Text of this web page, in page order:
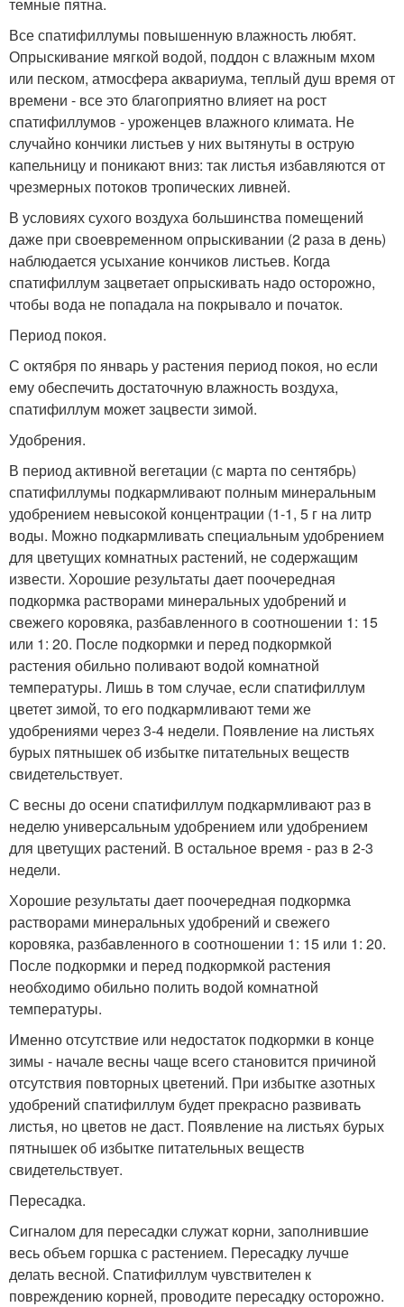
Все спатифиллумы повышенную влажность любят.
Опрыскивание мягкой водой, поддон с влажным мхом
или песком, атмосфера аквариума, теплый душ время от
времени - все это благоприятно влияет на рост
спатифиллумов - уроженцев влажного климата. Не
случайно кончики листьев у них вытянуты в острую
капельницу и поникают вниз: так листья избавляются от
чрезмерных потоков тропических ливней.
В условиях сухого воздуха большинства помещений
даже при своевременном опрыскивании (2 раза в день)
наблюдается усыхание кончиков листьев. Когда
спатифиллум зацветает опрыскивать надо осторожно,
чтобы вода не попадала на покрывало и початок.
Период покоя.
С октября по январь у растения период покоя, но если
ему обеспечить достаточную влажность воздуха,
спатифиллум может зацвести зимой.
Удобрения.
В период активной вегетации (с марта по сентябрь)
спатифиллумы подкармливают полным минеральным
удобрением невысокой концентрации (1-1, 5 г на литр
воды. Можно подкармливать специальным удобрением
для цветущих комнатных растений, не содержащим
извести. Хорошие результаты дает поочередная
подкормка растворами минеральных удобрений и
свежего коровяка, разбавленного в соотношении 1: 15
или 1: 20. После подкормки и перед подкормкой
растения обильно поливают водой комнатной
температуры. Лишь в том случае, если спатифиллум
цветет зимой, то его подкармливают теми же
удобрениями через 3-4 недели. Появление на листьях
бурых пятнышек об избытке питательных веществ
свидетельствует.
С весны до осени спатифиллум подкармливают раз в
неделю универсальным удобрением или удобрением
для цветущих растений. В остальное время - раз в 2-3
недели.
Хорошие результаты дает поочередная подкормка
растворами минеральных удобрений и свежего
коровяка, разбавленного в соотношении 1: 15 или 1: 20.
После подкормки и перед подкормкой растения
необходимо обильно полить водой комнатной
температуры.
Именно отсутствие или недостаток подкормки в конце
зимы - начале весны чаще всего становится причиной
отсутствия повторных цветений. При избытке азотных
удобрений спатифиллум будет прекрасно развивать
листья, но цветов не даст. Появление на листьях бурых
пятнышек об избытке питательных веществ
свидетельствует.
Пересадка.
Сигналом для пересадки служат корни, заполнившие
весь объем горшка с растением. Пересадку лучше
делать весной. Спатифиллум чувствителен к
повреждению корней, проводите пересадку осторожно.